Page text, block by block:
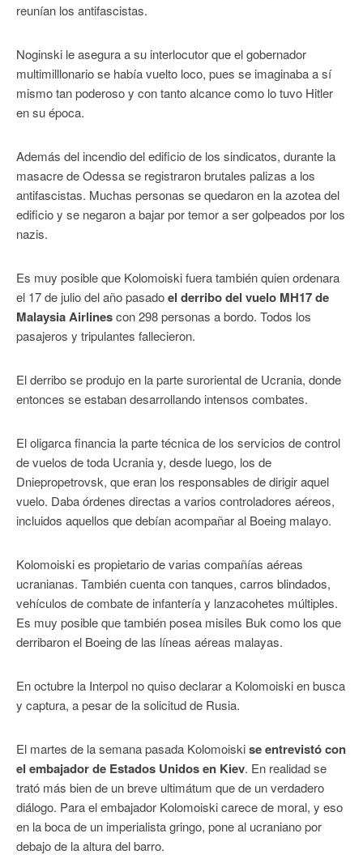
reunían los antifascistas.
Noginski le asegura a su interlocutor que el gobernador
multimilllonario se había vuelto loco, pues se imaginaba a sí
mismo tan poderoso y con tanto alcance como lo tuvo Hitler
en su época.
Además del incendio del edificio de los sindicatos, durante la
masacre de Odessa se registraron brutales palizas a los
antifascistas. Muchas personas se quedaron en la azotea del
edificio y se negaron a bajar por temor a ser golpeados por los
nazis.
Es muy posible que Kolomoiski fuera también quien ordenara
el 17 de julio del año pasadoel derribo del vuelo MH17 de
Malaysia Airlinescon 298 personas a bordo. Todos los
pasajeros y tripulantes fallecieron.
El derribo se produjo en la parte suroriental de Ucrania, donde
entonces se estaban desarrollando intensos combates.
El oligarca financia la parte técnica de los servicios de control
de vuelos de toda Ucrania y, desde luego, los de
Dniepropetrovsk, que eran los responsables de dirigir aquel
vuelo. Daba órdenes directas a varios controladores aéreos,
incluidos aquellos que debían acompañar al Boeing malayo.
Kolomoiski es propietario de varias compañías aéreas
ucranianas. También cuenta con tanques, carros blindados,
vehículos de combate de infantería y lanzacohetes múltiples.
Es muy posible que también posea misiles Buk como los que
derribaron el Boeing de las líneas aéreas malayas.
En octubre la Interpol no quiso declarar a Kolomoiski en busca
y captura, a pesar de la solicitud de Rusia.
El martes de la semana pasada Kolomoiskise entrevistó con
el embajador de Estados Unidos en Kiev. En realidad se
trató más bien de un breve ultimátum que de un verdadero
diálogo. Para el embajador Kolomoiski carece de moral, y eso
en la boca de un imperialista gringo, pone al ucraniano por
debajo de la altura del barro.